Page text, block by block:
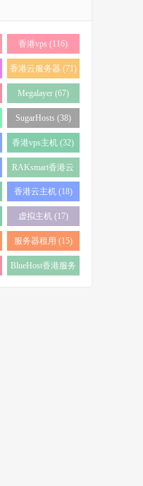
香港vps (116)
香港云服务器 (71)
Megalayer (67)
SugarHosts (38)
香港vps主机 (32)
RAKsmart香港云
服务器 (23)
香港云主机 (18)
虚拟主机 (17)
服务器租用 (15)
BlueHost香港服务